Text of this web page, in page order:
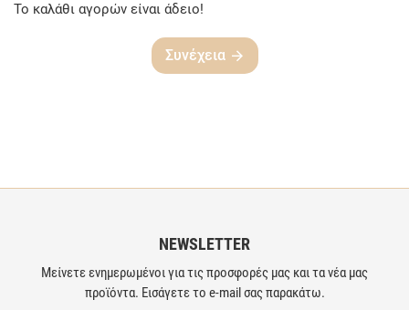
Το καλάθι αγορών είναι άδειο!
Συνέχεια
NEWSLETTER
Μείνετε ενημερωμένοι για τις προσφορές μας και τα νέα μας
προϊόντα. Εισάγετε το e-mail σας παρακάτω.